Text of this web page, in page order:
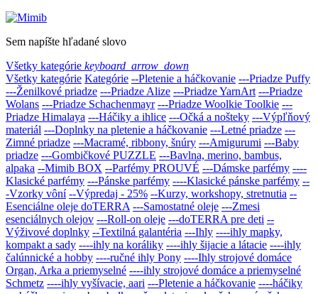
Sem napíšte hľadané slovo
Všetky kategórie keyboard_arrow_down
Všetky kategórie Kategórie --Pletenie a háčkovanie ---Priadze Puffy
---Ženilkové priadze ---Priadze Alize ---Priadze YarnArt ---Priadze
Wolans ---Priadze Schachenmayr ---Priadze Woolkie Toolkie ---
Priadze Himalaya ---Háčiky a ihlice ---Očká a nošteky ---Výpľňový
materiál ---Doplnky na pletenie a háčkovanie ---Letné priadze ---
Zimné priadze ---Macramé, ribbony, šnúry ---Amigurumi ---Baby
priadze ---Gombičkové PUZZLE ---Bavlna, merino, bambus,
alpaka --Mimib BOX --Parfémy PROUVÉ ---Dámske parfémy ----
Klasické parfémy ---Pánske parfémy ----Klasické pánske parfémy --
-Vzorky vôní --Výpredaj - 25% --Kurzy, workshopy, stretnutia --
Esenciálne oleje doTERRA ---Samostatné oleje ---Zmesi
esenciálnych olejov ---Roll-on oleje ---doTERRA pre deti --
Výživové doplnky --Textilná galantéria ---Ihly ----ihly mapky,
kompakt a sady ----ihly na koráliky ----ihly šijacie a látacie ----ihly
čalúnnické a hobby ----ručné ihly Pony ----Ihly strojové domáce
Organ, Arka a priemyselné ----ihly strojové domáce a priemyselné
Schmetz ----ihly vyšívacie, aari ---Pletenie a háčkovanie ----háčiky